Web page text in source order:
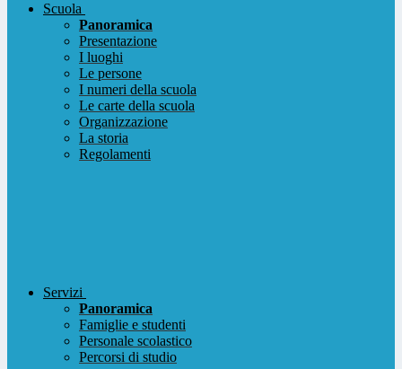
Scuola
Panoramica
Presentazione
I luoghi
Le persone
I numeri della scuola
Le carte della scuola
Organizzazione
La storia
Regolamenti
Servizi
Panoramica
Famiglie e studenti
Personale scolastico
Percorsi di studio